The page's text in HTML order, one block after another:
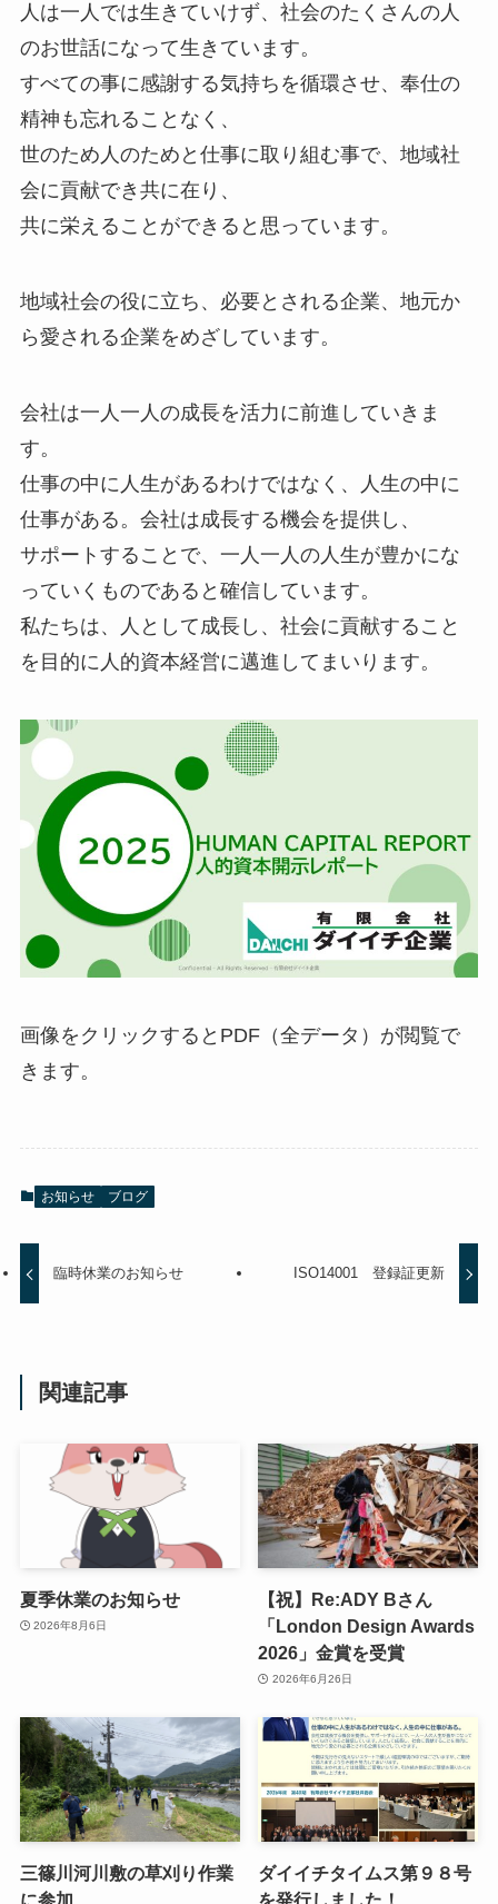
人は一人では生きていけず、社会のたくさんの人
のお世話になって生きています。
すべての事に感謝する気持ちを循環させ、奉仕の
精神も忘れることなく、
世のため人のためと仕事に取り組む事で、地域社
会に貢献でき共に在り、
共に栄えることができると思っています。
地域社会の役に立ち、必要とされる企業、地元か
ら愛される企業をめざしています。
会社は一人一人の成長を活力に前進していきま
す。
仕事の中に人生があるわけではなく、人生の中に
仕事がある。会社は成長する機会を提供し、
サポートすることで、一人一人の人生が豊かにな
っていくものであると確信しています。
私たちは、人として成長し、社会に貢献すること
を目的に人的資本経営に邁進してまいります。
画像をクリックするとPDF（全データ）が閲覧で
きます。
お知らせ ブログ
臨時休業のお知らせ ISO14001 登録証更新
関連記事
夏季休業のお知らせ
2026年8月6日
【祝】Re:ADY Bさん
「London Design Awards
2026」金賞を受賞
2026年6月26日
三篠川河川敷の草刈り作業
に参加
ダイイチタイムス第９８号
を発行しました！